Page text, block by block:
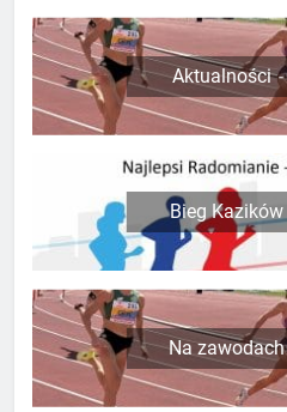
Aktualności
Bieg Kazików
Na zawodach